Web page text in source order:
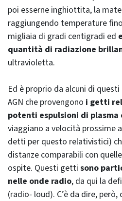
poi esserne inghiottita, la
raggiungendo temperature
migliaia di gradi centigradi ed
quantità di radiazione
ultravioletta.
Ed è proprio da alcuni di
AGN che provengono i getti
potenti espulsioni di plasma
viaggiano a velocità prossime
detti per questo relativistici)
distanze comparabili con
ospite. Questi getti sono
nelle onde radio, da qui la
(radio- loud). C’è da dire,